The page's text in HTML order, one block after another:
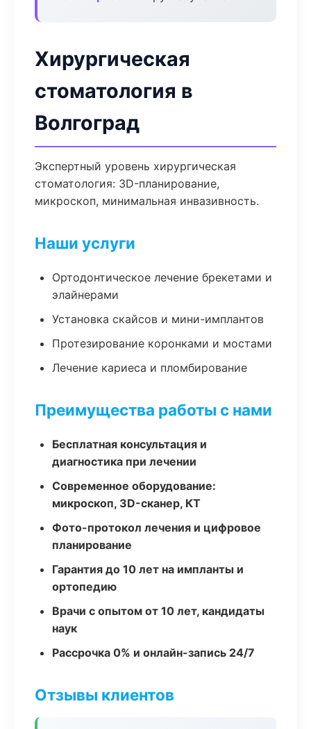
Хирургическая
стоматология в
Волгоград
Экспертный уровень хирургическая
стоматология: 3D-планирование,
микроскоп, минимальная инвазивность.
Наши услуги
Ортодонтическое лечение брекетами и
элайнерами
Установка скайсов и мини-имплантов
Протезирование коронками и мостами
Лечение кариеса и пломбирование
Преимущества работы с нами
Бесплатная консультация и
диагностика при лечении
Современное оборудование:
микроскоп, 3D-сканер, КТ
Фото-протокол лечения и цифровое
планирование
Гарантия до 10 лет на импланты и
ортопедию
Врачи с опытом от 10 лет, кандидаты
наук
Рассрочка 0% и онлайн-запись 24/7
Отзывы клиентов